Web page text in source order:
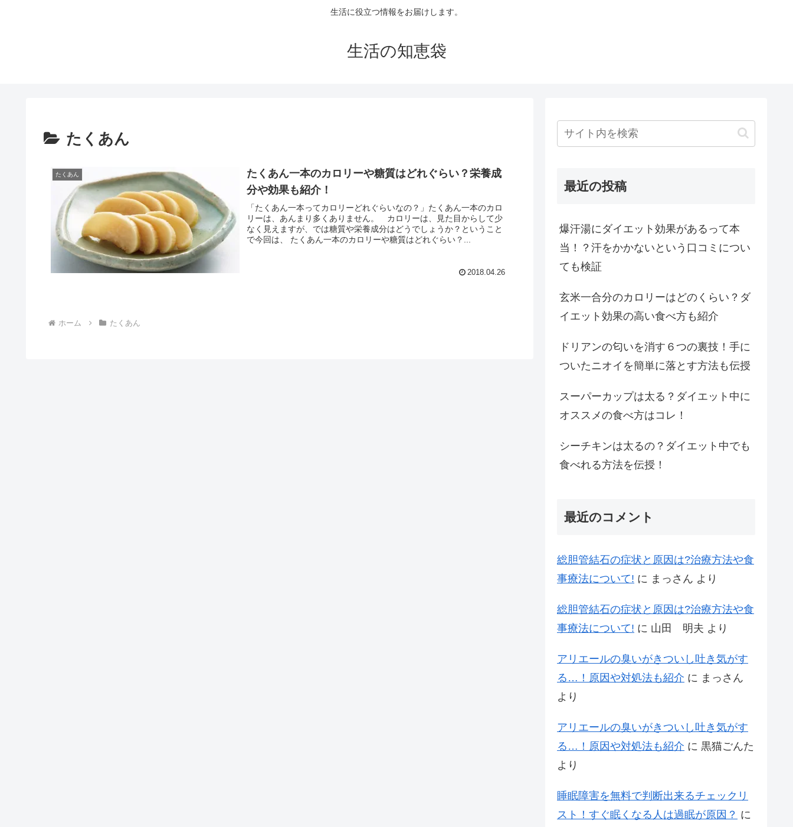
生活に役立つ情報をお届けします。
生活の知恵袋
たくあん
たくあん
たくあん一本のカロリーや糖質はどれぐらい？栄養成
分や効果も紹介！
「たくあん一本ってカロリーどれぐらいなの？」たくあん一本のカロ
リーは、あんまり多くありません。 カロリーは、見た目からして少
なく見えますが、では糖質や栄養成分はどうでしょうか？ということ
で今回は、 たくあん一本のカロリーや糖質はどれぐらい？...
2018.04.26
ホーム たくあん
最近の投稿
爆汗湯にダイエット効果があるって本
当！？汗をかかないという口コミについ
ても検証
玄米一合分のカロリーはどのくらい？ダ
イエット効果の高い食べ方も紹介
ドリアンの匂いを消す６つの裏技！手に
ついたニオイを簡単に落とす方法も伝授
スーパーカップは太る？ダイエット中に
オススメの食べ方はコレ！
シーチキンは太るの？ダイエット中でも
食べれる方法を伝授！
最近のコメント
総胆管結石の症状と原因は?治療方法や食
事療法について! に まっさん より
総胆管結石の症状と原因は?治療方法や食
事療法について! に 山田 明夫 より
アリエールの臭いがきついし吐き気がす
る…！原因や対処法も紹介 に まっさん
より
アリエールの臭いがきついし吐き気がす
る…！原因や対処法も紹介 に 黒猫ごんた
より
睡眠障害を無料で判断出来るチェックリ
スト！すぐ眠くなる人は過眠が原因？ に